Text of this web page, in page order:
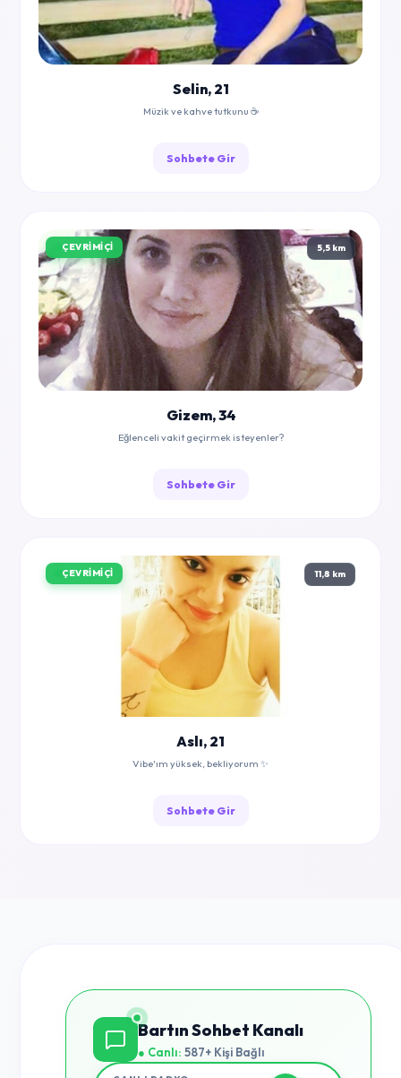
Selin, 21
Müzik ve kahve tutkunu ☕
Sohbete Gir
ÇEVRIMIÇI 5,5 km
Gizem, 34
Eğlenceli vakit geçirmek isteyenler?
Sohbete Gir
ÇEVRIMIÇI 11,8 km
Aslı, 21
Vibe'ım yüksek, bekliyorum ✨
Sohbete Gir
Bartın Sohbet Kanalı
● Canlı: 587+ Kişi Bağlı